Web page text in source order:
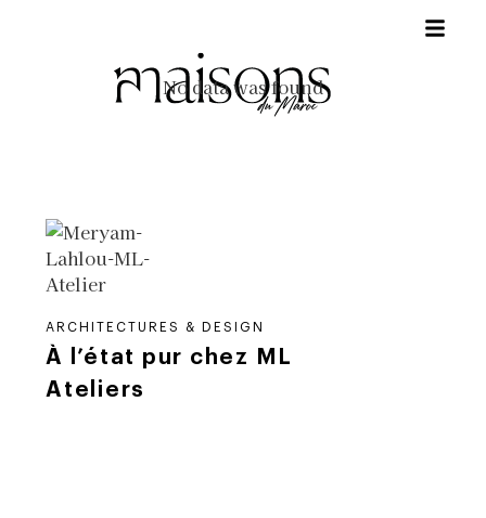
No data was found
ARCHITECTURES & DESIGN
À l’état pur chez ML
Ateliers